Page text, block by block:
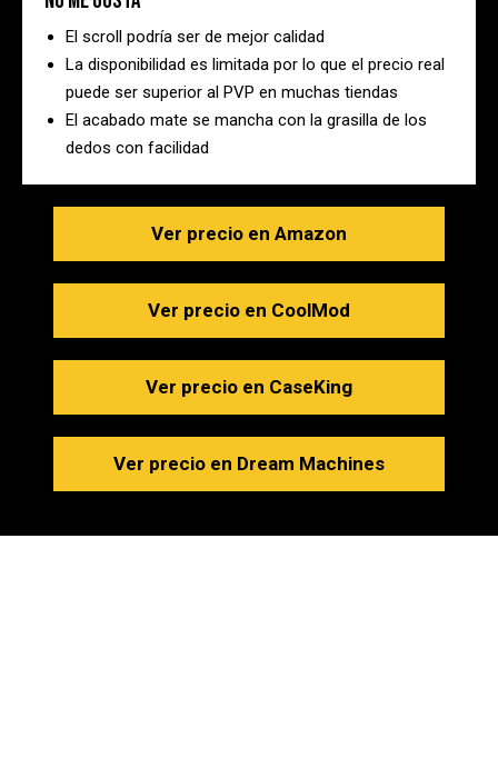
El scroll podría ser de mejor calidad
La disponibilidad es limitada por lo que el precio real
puede ser superior al PVP en muchas tiendas
El acabado mate se mancha con la grasilla de los
dedos con facilidad
Ver precio en Amazon
Ver precio en CoolMod
Ver precio en CaseKing
Ver precio en Dream Machines